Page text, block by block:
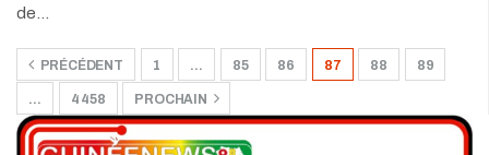
de…
PRÉCÉDENT 1 … 85 86 87 88 89
… 4 458 PROCHAIN